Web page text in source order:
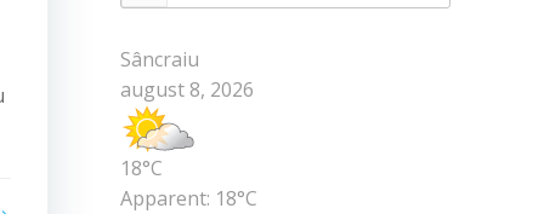
Sâncraiu
august 8, 2026
18°C
Apparent: 18°C